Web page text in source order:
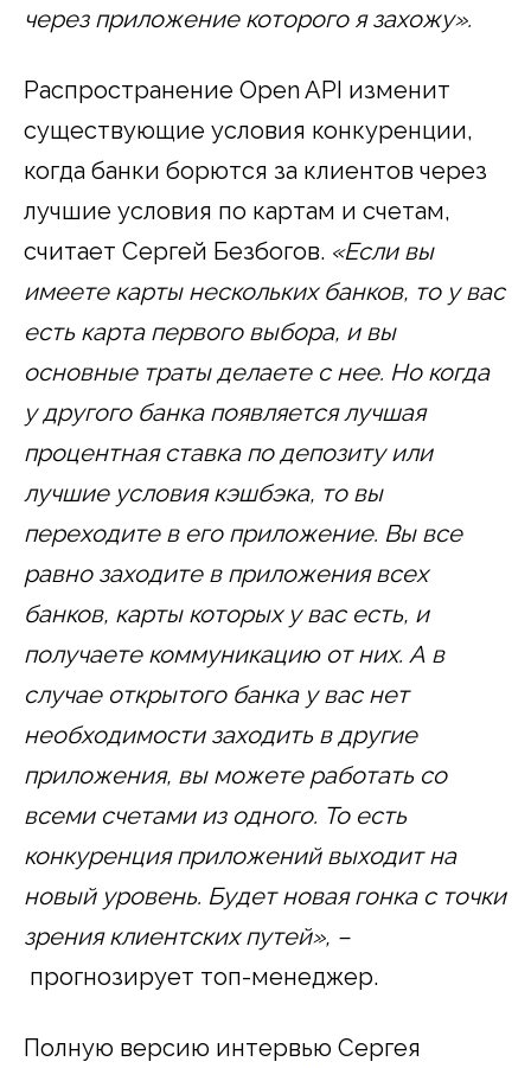
через приложение которого я захожу».
Распространение Open API изменит
существующие условия конкуренции,
когда банки борются за клиентов через
лучшие условия по картам и счетам,
считает Сергей Безбогов. «Если вы
имеете карты нескольких банков, то у вас
есть карта первого выбора, и вы
основные траты делаете с нее. Но когда
у другого банка появляется лучшая
процентная ставка по депозиту или
лучшие условия кэшбэка, то вы
переходите в его приложение. Вы все
равно заходите в приложения всех
банков, карты которых у вас есть, и
получаете коммуникацию от них. А в
случае открытого банка у вас нет
необходимости заходить в другие
приложения, вы можете работать со
всеми счетами из одного. То есть
конкуренция приложений выходит на
новый уровень. Будет новая гонка с точки
зрения клиентских путей», –
прогнозирует топ-менеджер.
Полную версию интервью Сергея